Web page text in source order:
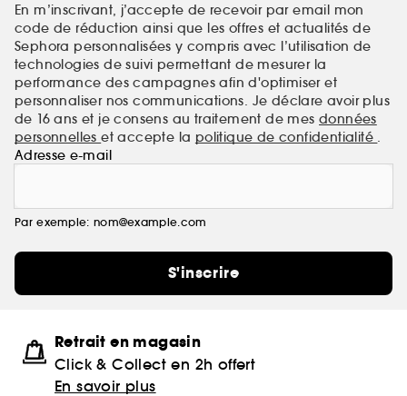
En m’inscrivant, j’accepte de recevoir par email mon
code de réduction ainsi que les offres et actualités de
Sephora personnalisées y compris avec l’utilisation de
technologies de suivi permettant de mesurer la
performance des campagnes afin d'optimiser et
personnaliser nos communications. Je déclare avoir plus
de 16 ans et je consens au traitement de mes données
personnelleset accepte la politique de confidentialité .
Adresse e-mail
Par exemple: nom@example.com
S'inscrire
Retrait en magasin
Click & Collect en 2h offert
En savoir plus